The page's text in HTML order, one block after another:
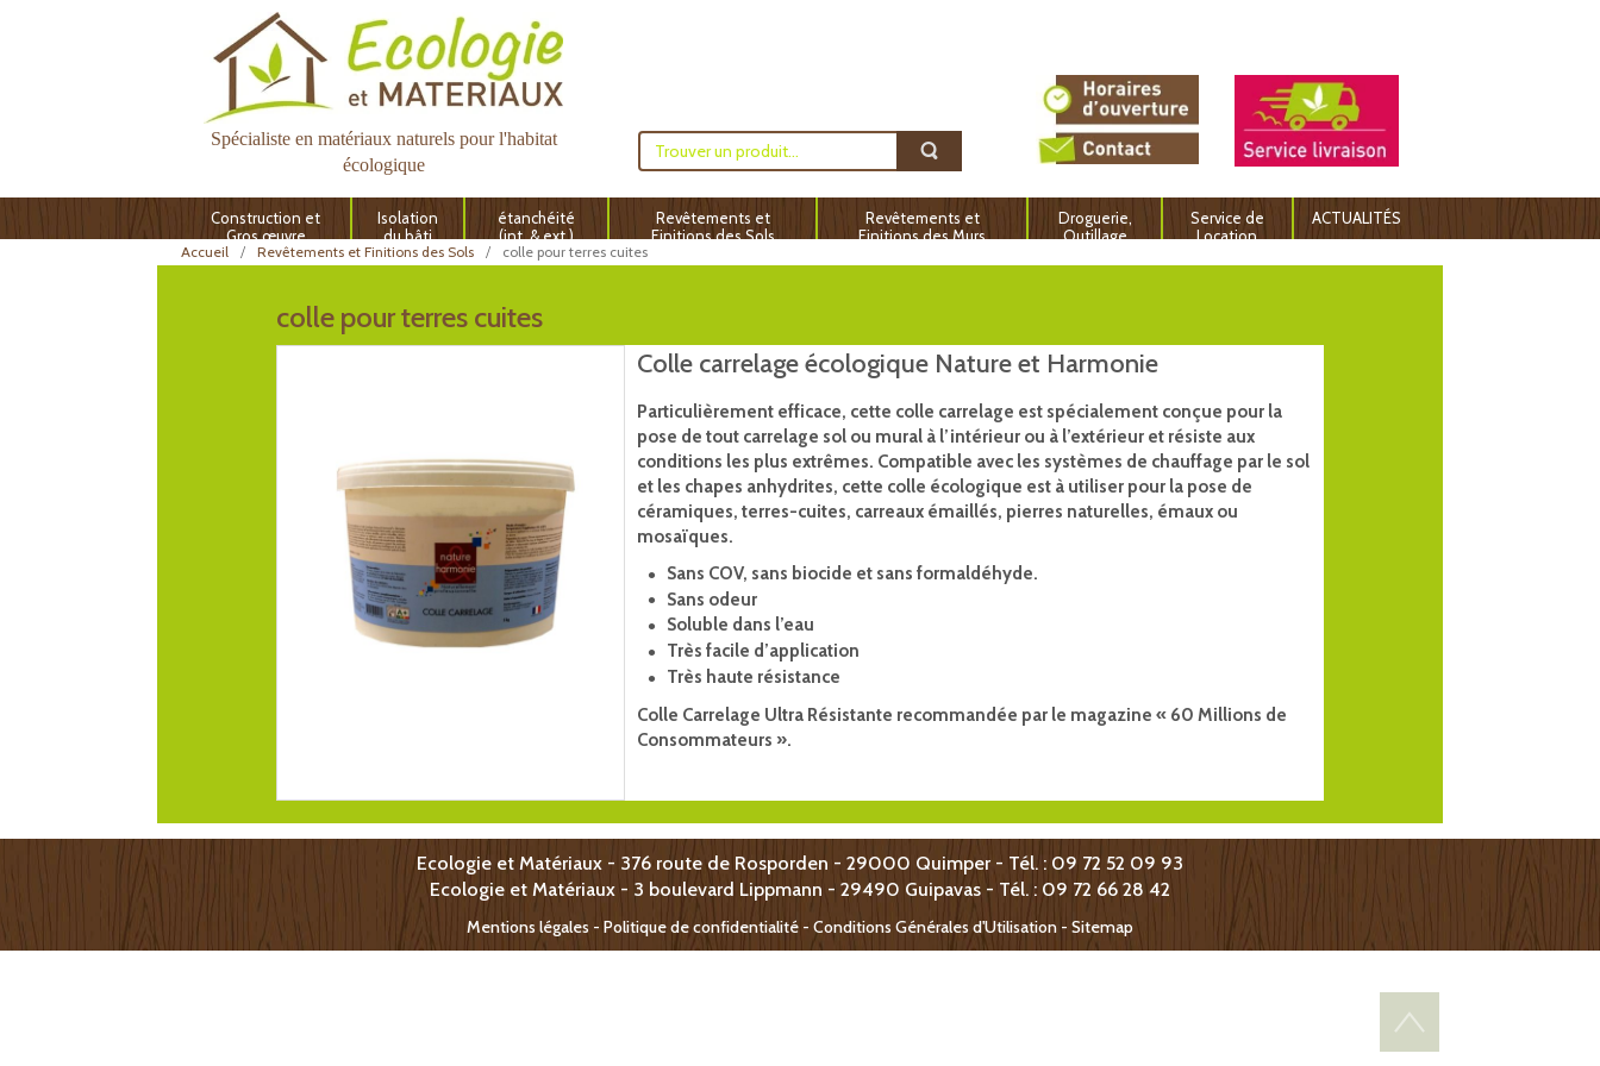
Spécialiste en matériaux naturels pour l'habitat
écologique
Construction et
Gros œuvre
Isolation
du bâti
étanchéité
(int. & ext.)
Revêtements et
Finitions des Sols
Revêtements et
Finitions des Murs
Droguerie,
Outillage
Service de
Location
ACTUALITÉS
Accueil Revêtements et Finitions des Sols colle pour terres cuites
colle pour terres cuites
Colle carrelage écologique Nature et Harmonie
Particulièrement efficace, cette colle carrelage est spécialement conçue pour la
pose de tout carrelage sol ou mural à l’intérieur ou à l’extérieur et résiste aux
conditions les plus extrêmes. Compatible avec les systèmes de chauffage par le sol
et les chapes anhydrites, cette colle écologique est à utiliser pour la pose de
céramiques, terres-cuites, carreaux émaillés, pierres naturelles, émaux ou
mosaïques.
Sans COV, sans biocide et sans formaldéhyde.
Sans odeur
Soluble dans l’eau
Très facile d’application
Très haute résistance
Colle Carrelage Ultra Résistante recommandée par le magazine « 60 Millions de
Consommateurs ».
Ecologie et Matériaux - 376 route de Rosporden - 29000 Quimper - Tél. : 09 72 52 09 93
Ecologie et Matériaux - 3 boulevard Lippmann - 29490 Guipavas - Tél. : 09 72 66 28 42
Mentions légales - Politique de confidentialité - Conditions Générales d'Utilisation - Sitemap